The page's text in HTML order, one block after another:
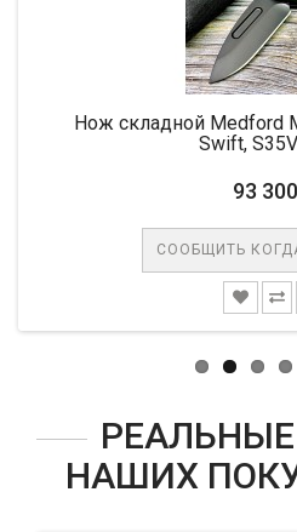
Нож складной Medford
Swift,
93
СООБЩИТЬ
НАШИХ